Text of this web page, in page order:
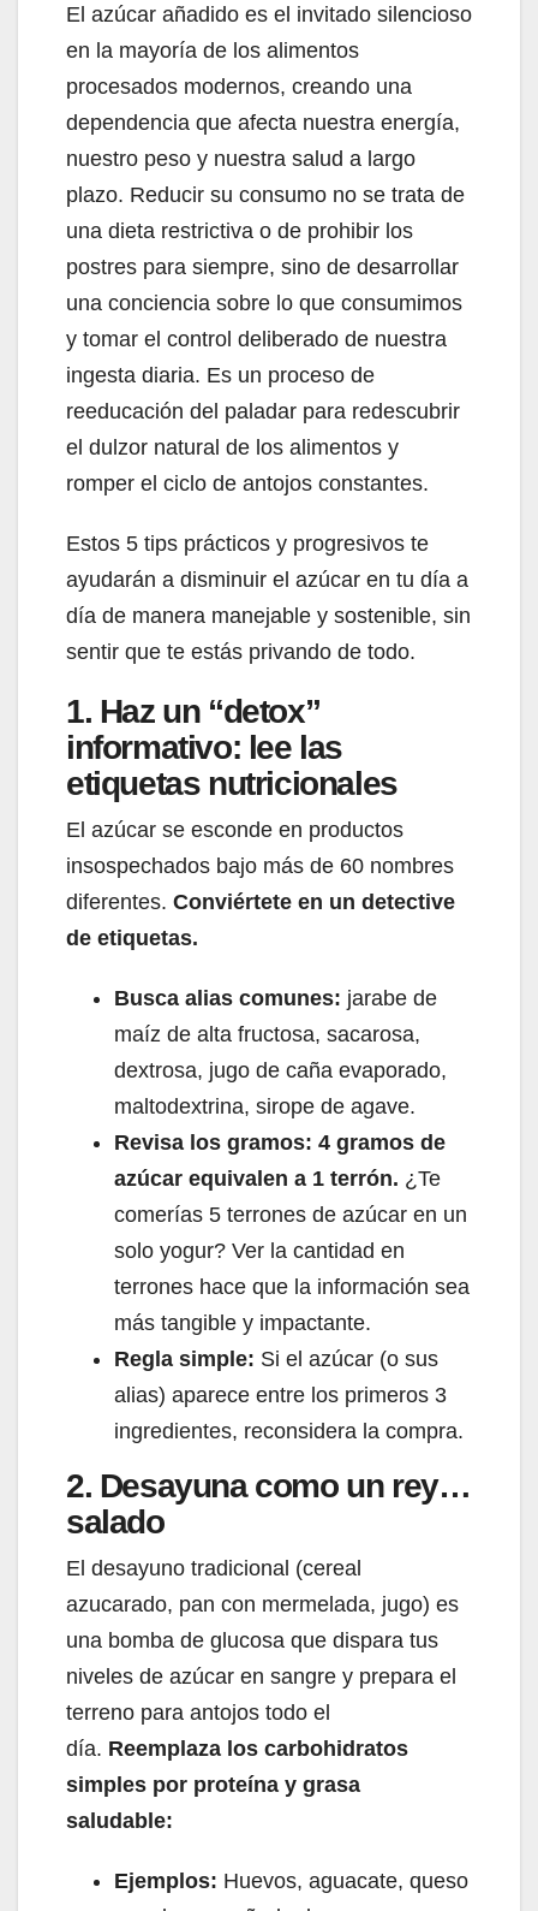
El azúcar añadido es el invitado silencioso
en la mayoría de los alimentos
procesados modernos, creando una
dependencia que afecta nuestra energía,
nuestro peso y nuestra salud a largo
plazo. Reducir su consumo no se trata de
una dieta restrictiva o de prohibir los
postres para siempre, sino de desarrollar
una conciencia sobre lo que consumimos
y tomar el control deliberado de nuestra
ingesta diaria. Es un proceso de
reeducación del paladar para redescubrir
el dulzor natural de los alimentos y
romper el ciclo de antojos constantes.
Estos 5 tips prácticos y progresivos te
ayudarán a disminuir el azúcar en tu día a
día de manera manejable y sostenible, sin
sentir que te estás privando de todo.
1. Haz un “detox”
informativo: lee las
etiquetas nutricionales
El azúcar se esconde en productos
insospechados bajo más de 60 nombres
diferentes. Conviértete en un detective
de etiquetas.
Busca alias comunes: jarabe de
maíz de alta fructosa, sacarosa,
dextrosa, jugo de caña evaporado,
maltodextrina, sirope de agave.
Revisa los gramos: 4 gramos de
azúcar equivalen a 1 terrón. ¿Te
comerías 5 terrones de azúcar en un
solo yogur? Ver la cantidad en
terrones hace que la información sea
más tangible y impactante.
Regla simple: Si el azúcar (o sus
alias) aparece entre los primeros 3
ingredientes, reconsidera la compra.
2. Desayuna como un rey…
salado
El desayuno tradicional (cereal
azucarado, pan con mermelada, jugo) es
una bomba de glucosa que dispara tus
niveles de azúcar en sangre y prepara el
terreno para antojos todo el
día. Reemplaza los carbohidratos
simples por proteína y grasa
saludable:
Ejemplos: Huevos, aguacate, queso